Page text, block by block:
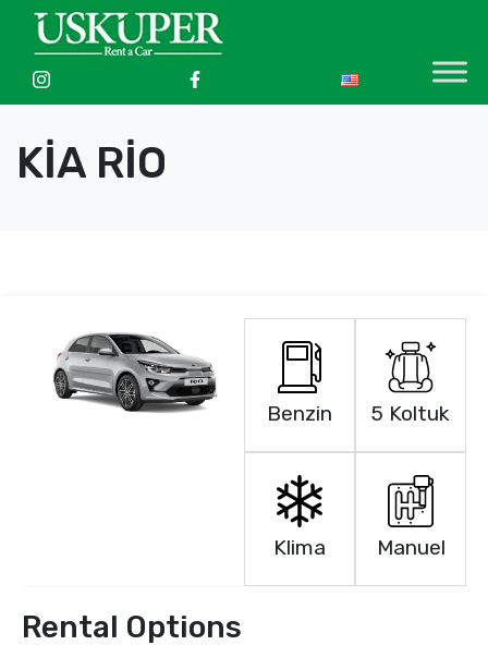
KİA RİO
Benzin 5 Koltuk
Klima Manuel
Rental Options